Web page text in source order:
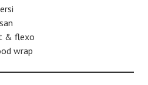
& flexo
wrap